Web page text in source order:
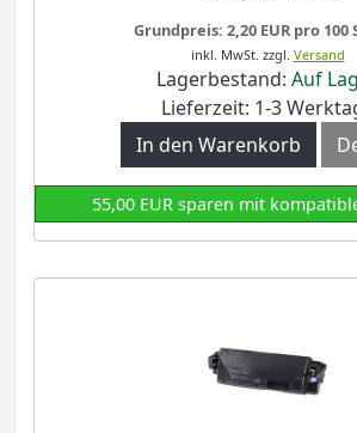
Grundpreis: 2,20 EUR pro 100
inkl. MwSt. zzgl. Versand
Lagerbestand: Auf
Lieferzeit: 1-3
In den Warenkorb
55,00 EUR sparen mit